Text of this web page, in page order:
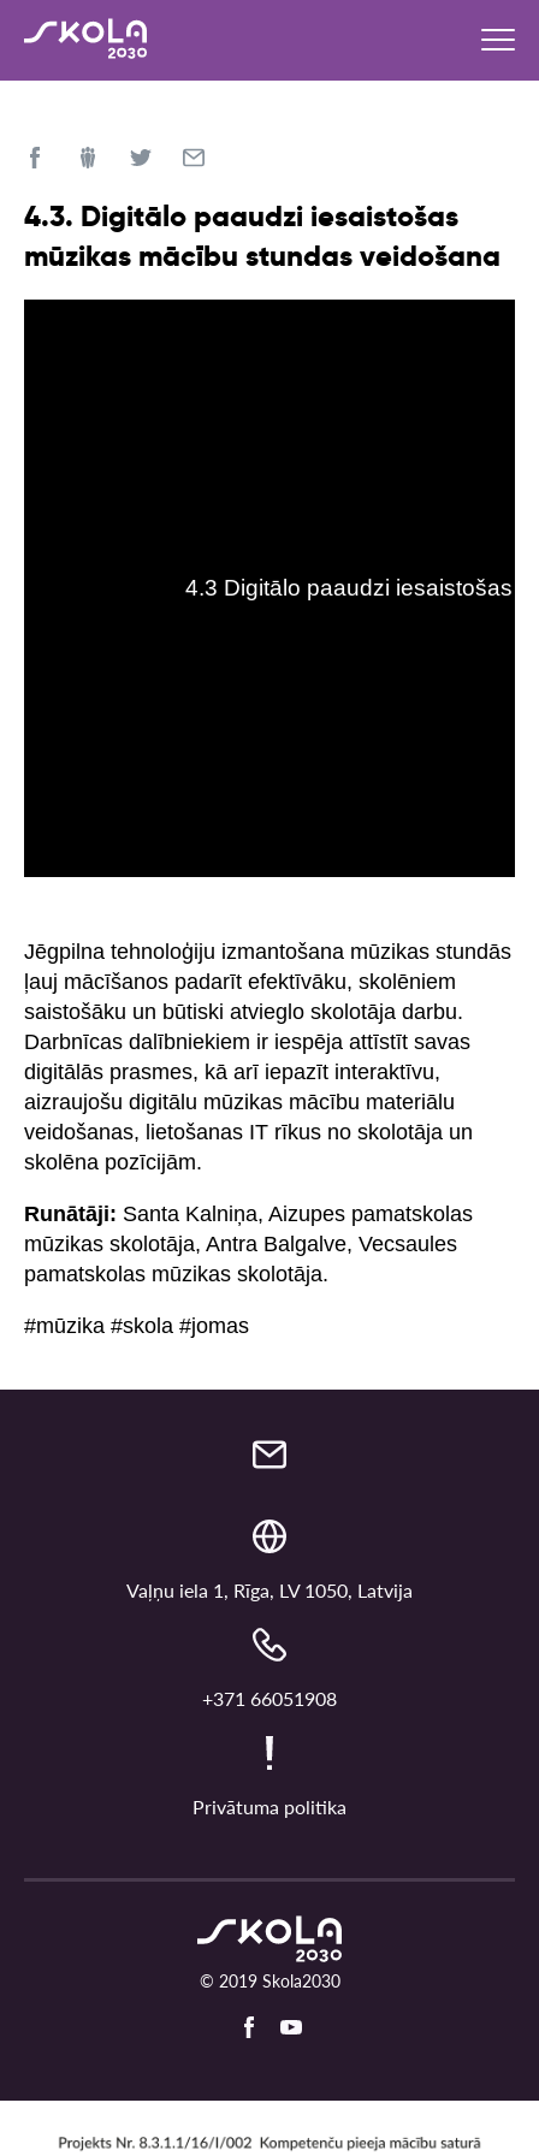
4.3. Digitālo paaudzi iesaistošas
mūzikas mācību stundas veidošana
Jēgpilna tehnoloģiju izmantošana mūzikas stundās
ļauj mācīšanos padarīt efektīvāku, skolēniem
saistošāku un būtiski atvieglo skolotāja darbu.
Darbnīcas dalībniekiem ir iespēja attīstīt savas
digitālās prasmes, kā arī iepazīt interaktīvu,
aizraujošu digitālu mūzikas mācību materiālu
veidošanas, lietošanas IT rīkus no skolotāja un
skolēna pozīcijām.
Runātāji: Santa Kalniņa, Aizupes pamatskolas
mūzikas skolotāja, Antra Balgalve, Vecsaules
pamatskolas mūzikas skolotāja.
#mūzika #skola #jomas
Vaļņu iela 1, Rīga, LV 1050, Latvija
+371 66051908
Privātuma politika
© 2019 Skola2030